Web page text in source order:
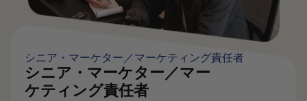
シニア・マーケター／マーケティング責任者
シニア・マーケター／マー
ケティング責任者